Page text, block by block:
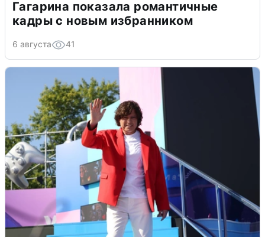
Гагарина показала романтичные
кадры с новым избранником
6 августа 41